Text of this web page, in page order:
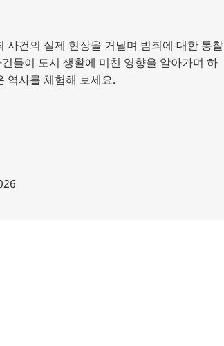
사건의 실제 현장을 거닐며 범죄에 대한 통찰
들이 도시 생활에 미친 영향을 알아가며 하
역사를 체험해 보세요.